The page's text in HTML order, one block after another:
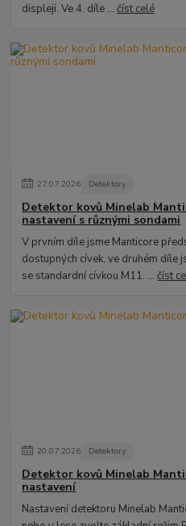
displeji. Ve 4. díle ...číst celé
27.07.2026 Detektory
Detektor kovů Minelab
nastavení s různými sondami
V prvním díle jsme Manticore
dostupných cívek, ve druhém díle
se standardní cívkou M11. ...číst
20.07.2026 Detektory
Detektor kovů Minelab
nastavení
Nastavení detektoru Minelab